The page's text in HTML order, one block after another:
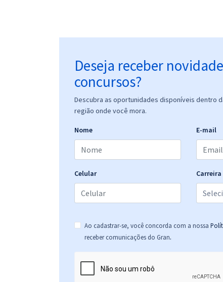
Deseja receber
concursos?
Descubra as oportunidades disponíveis dentro
região onde você mora.
Nome E-mail
Celular Carreira
Ao cadastrar-se, você concorda com a nossa
receber comunicações do Gran.